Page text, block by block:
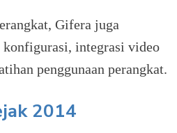
Gifera juga
integrasi video
penggunaan perangkat.
2014